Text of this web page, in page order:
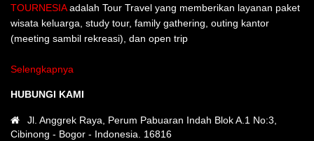
TOURNESIAadalah Tour Travel yang memberikan layanan paket
wisata keluarga, study tour, family gathering, outing kantor
(meeting sambil rekreasi), dan open trip
Selengkapnya
HUBUNGI KAMI
Jl. Anggrek Raya, Perum Pabuaran Indah Blok A.1 No:3,
Cibinong - Bogor - Indonesia. 16816